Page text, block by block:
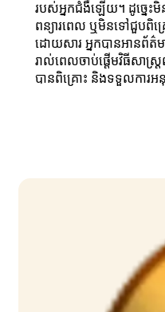
របស់អ្នកជំងឺឡើយ។ ដូច្នេះមិ
ពន្យារពេល ឬមិនទៅជួបពិ
ដោយសារ អ្នកបានអានព័
រាល់ពេលចាប់ផ្ដើមវិធីសាស្
បានពិគ្រោះ និងទទួលការអ